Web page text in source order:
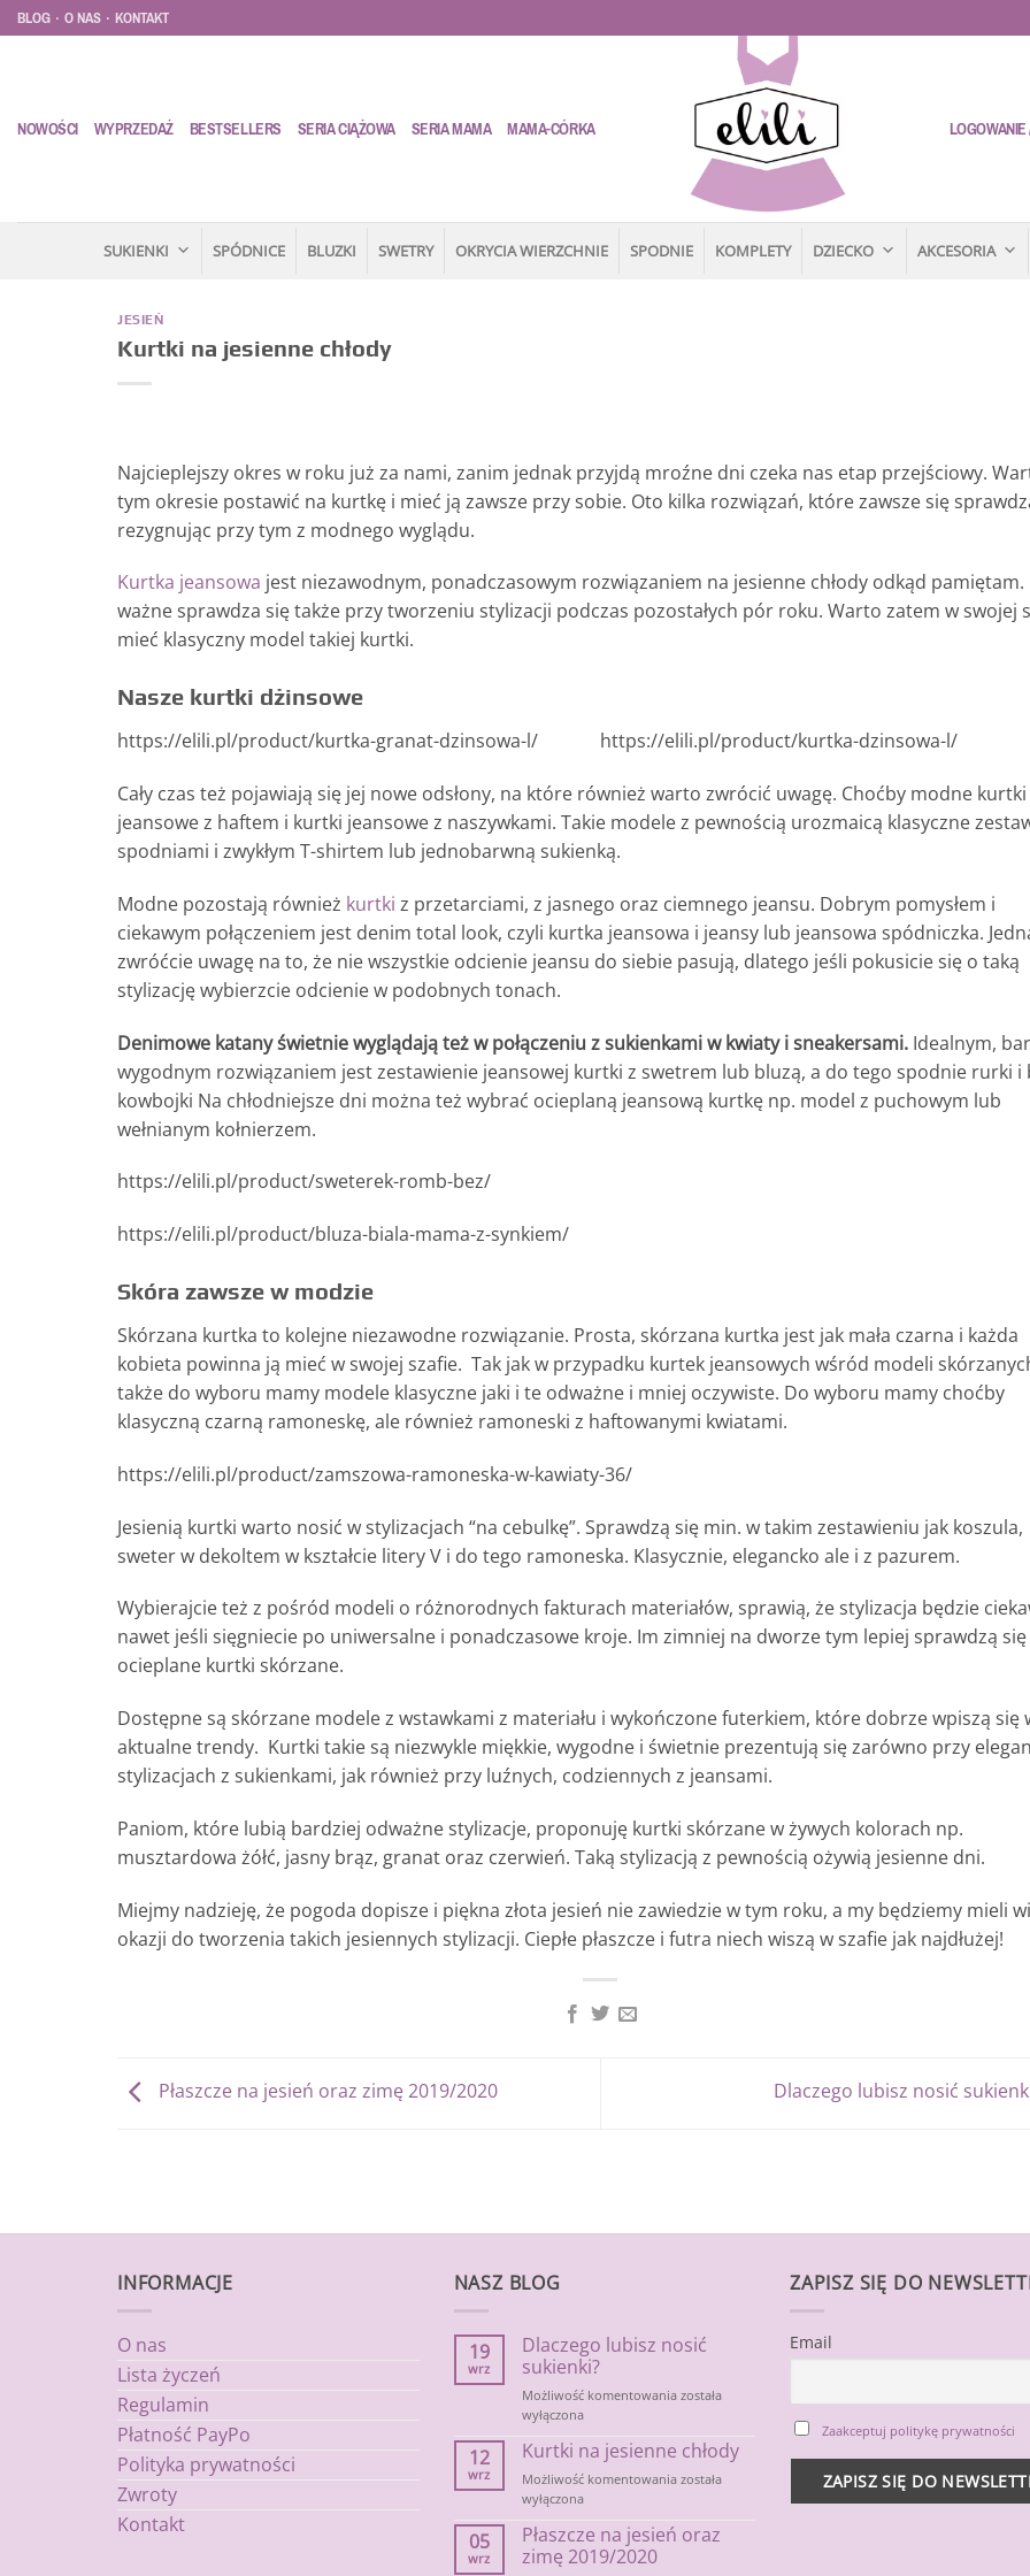
Przewiń
do
BLOG . O NAS . KONTAKT
NOWOŚCI WYPRZEDAŻ BESTSELLERS SERIA CIĄŻOWA SERIA MAMA MAMA-CÓRKA
SUKIENKI SPÓDNICE BLUZKI SWETRY OKRYCIA WIERZCHNIE SPODNIE KOMPLETY DZIECKO AKCESORIA
JESIEŃ
Kurtki na jesienne chłody
Najcieplejszy okres w roku już za nami, zanim jednak przyjdą mroźne dni czeka nas etap przejściowy.
tym okresie postawić na kurtkę i mieć ją zawsze przy sobie. Oto kilka rozwiązań, które zawsze się
rezygnując przy tym z modnego wyglądu.
Kurtka jeansowa jest niezawodnym, ponadczasowym rozwiązaniem na jesienne chłody odkąd pamiętam.
ważne sprawdza się także przy tworzeniu stylizacji podczas pozostałych pór roku. Warto zatem w swojej
mieć klasyczny model takiej kurtki.
Nasze kurtki dżinsowe
https://elili.pl/product/kurtka-granat-dzinsowa-l/ https://elili.pl/product/kurtka-dzinsowa-l/
Cały czas też pojawiają się jej nowe odsłony, na które również warto zwrócić uwagę. Choćby modne kurtki
jeansowe z haftem i kurtki jeansowe z naszywkami. Takie modele z pewnością urozmaicą klasyczne
spodniami i zwykłym T-shirtem lub jednobarwną sukienką.
Modne pozostają również kurtki z przetarciami, z jasnego oraz ciemnego jeansu. Dobrym pomysłem i
ciekawym połączeniem jest denim total look, czyli kurtka jeansowa i jeansy lub jeansowa spódniczka.
zwróćcie uwagę na to, że nie wszystkie odcienie jeansu do siebie pasują, dlatego jeśli pokusicie się o taką
stylizację wybierzcie odcienie w podobnych tonach.
Denimowe katany świetnie wyglądają też w połączeniu z sukienkami w kwiaty i sneakersami. Idealnym,
wygodnym rozwiązaniem jest zestawienie jeansowej kurtki z swetrem lub bluzą, a do tego spodnie rurki i
kowbojki Na chłodniejsze dni można też wybrać ocieplaną jeansową kurtkę np. model z puchowym lub
wełnianym kołnierzem.
https://elili.pl/product/sweterek-romb-bez/
https://elili.pl/product/bluza-biala-mama-z-synkiem/
Skóra zawsze w modzie
Skórzana kurtka to kolejne niezawodne rozwiązanie. Prosta, skórzana kurtka jest jak mała czarna i każda
kobieta powinna ją mieć w swojej szafie. Tak jak w przypadku kurtek jeansowych wśród modeli
także do wyboru mamy modele klasyczne jaki i te odważne i mniej oczywiste. Do wyboru mamy choćby
klasyczną czarną ramoneskę, ale również ramoneski z haftowanymi kwiatami.
https://elili.pl/product/zamszowa-ramoneska-w-kawiaty-36/
Jesienią kurtki warto nosić w stylizacjach “na cebulkę”. Sprawdzą się min. w takim zestawieniu jak koszula,
sweter w dekoltem w kształcie litery V i do tego ramoneska. Klasycznie, elegancko ale i z pazurem.
Wybierajcie też z pośród modeli o różnorodnych fakturach materiałów, sprawią, że stylizacja będzie
nawet jeśli sięgniecie po uniwersalne i ponadczasowe kroje. Im zimniej na dworze tym lepiej sprawdzą się
ocieplane kurtki skórzane.
Dostępne są skórzane modele z wstawkami z materiału i wykończone futerkiem, które dobrze wpiszą się
aktualne trendy. Kurtki takie są niezwykle miękkie, wygodne i świetnie prezentują się zarówno przy
stylizacjach z sukienkami, jak również przy luźnych, codziennych z jeansami.
Paniom, które lubią bardziej odważne stylizacje, proponuję kurtki skórzane w żywych kolorach np.
musztardowa żółć, jasny brąz, granat oraz czerwień. Taką stylizacją z pewnością ożywią jesienne dni.
Miejmy nadzieję, że pogoda dopisze i piękna złota jesień nie zawiedzie w tym roku, a my będziemy mieli
okazji do tworzenia takich jesiennych stylizacji. Ciepłe płaszcze i futra niech wiszą w szafie jak najdłużej!
Płaszcze na jesień oraz zimę 2019/2020 Dlaczego lubisz nosić
INFORMACJE
O nas
Lista życzeń
Regulamin
Płatność PayPo
Polityka prywatności
Zwroty
Kontakt
NASZ BLOG
19
wrz
Dlaczego lubisz nosić
sukienki?
Możliwość komentowania Dlaczego
nosić
sukienki?
została
wyłączona
12
wrz
Kurtki na jesienne chłody
Możliwość komentowania Kurtki
jesienne
chłody
została
wyłączona
05
wrz
Płaszcze na jesień oraz
zimę 2019/2020
ZAPISZ SIĘ DO
Email
Zaakceptuj politykę prywatności